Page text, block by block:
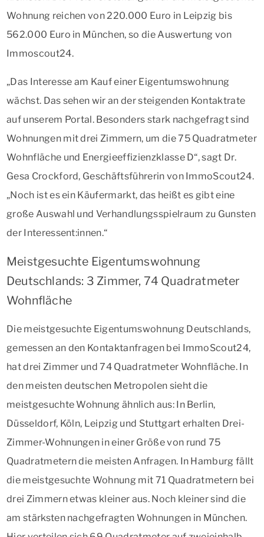
Wohnung reichen von 220.000 Euro in Leipzig bis
562.000 Euro in München, so die Auswertung von
Immoscout24.
„Das Interesse am Kauf einer Eigentumswohnung
wächst. Das sehen wir an der steigenden Kontaktrate
auf unserem Portal. Besonders stark nachgefragt sind
Wohnungen mit drei Zimmern, um die 75 Quadratmeter
Wohnfläche und Energieeffizienzklasse D“, sagt Dr.
Gesa Crockford, Geschäftsführerin von ImmoScout24.
„Noch ist es ein Käufermarkt, das heißt es gibt eine
große Auswahl und Verhandlungsspielraum zu Gunsten
der Interessent:innen.“
Meistgesuchte Eigentumswohnung
Deutschlands: 3 Zimmer, 74 Quadratmeter
Wohnfläche
Die meistgesuchte Eigentumswohnung Deutschlands,
gemessen an den Kontaktanfragen bei ImmoScout24,
hat drei Zimmer und 74 Quadratmeter Wohnfläche. In
den meisten deutschen Metropolen sieht die
meistgesuchte Wohnung ähnlich aus: In Berlin,
Düsseldorf, Köln, Leipzig und Stuttgart erhalten Drei-
Zimmer-Wohnungen in einer Größe von rund 75
Quadratmetern die meisten Anfragen. In Hamburg fällt
die meistgesuchte Wohnung mit 71 Quadratmetern bei
drei Zimmern etwas kleiner aus. Noch kleiner sind die
am stärksten nachgefragten Wohnungen in München.